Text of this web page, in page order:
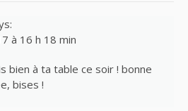
à 16 h 18 min
bien à ta table ce soir ! bonne
bises !